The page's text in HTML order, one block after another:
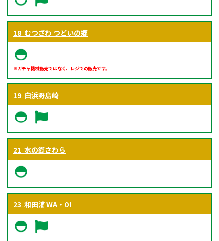
18. むつざわ つどいの郷
※ガチャ機械販売ではなく、レジでの販売です。
19. 白浜野島崎
21. 水の郷さわら
23. 和田浦 WA・O!